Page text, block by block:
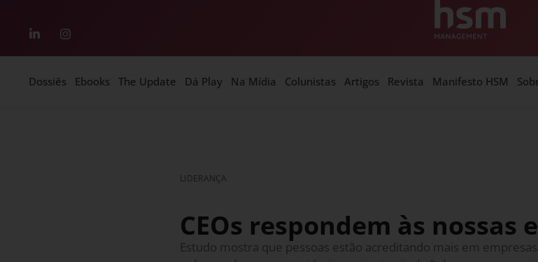
Dossiês Ebooks The Update Dá Play Na Mídia Colunistas Artigos Revista Manifesto HSM
LIDERANÇA
CEOs respondem às nossas
Estudo mostra que pessoas estão acreditando mais em